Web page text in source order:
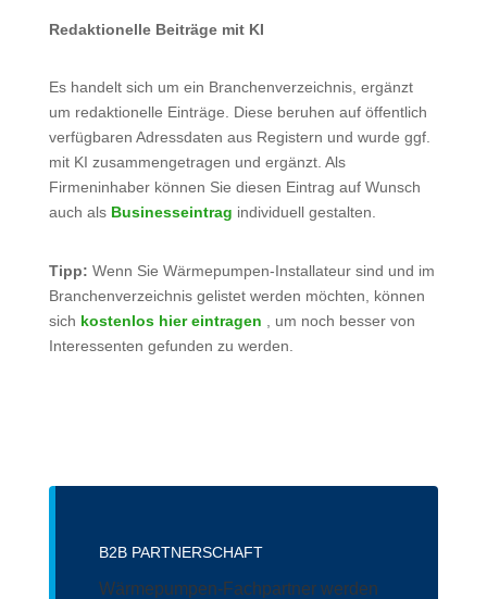
Redaktionelle Beiträge mit KI
Es handelt sich um ein Branchenverzeichnis, ergänzt
um redaktionelle Einträge. Diese beruhen auf öffentlich
verfügbaren Adressdaten aus Registern und wurde ggf.
mit KI zusammengetragen und ergänzt. Als
Firmeninhaber können Sie diesen Eintrag auf Wunsch
auch als Businesseintrag individuell gestalten.
Tipp: Wenn Sie Wärmepumpen-Installateur sind und im
Branchenverzeichnis gelistet werden möchten, können
sich kostenlos hier eintragen , um noch besser von
Interessenten gefunden zu werden.
B2B PARTNERSCHAFT
Wärmepumpen-Fachpartner werden